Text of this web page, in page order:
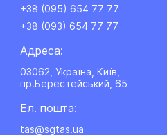
+38 (095) 654 77 77
+38 (093) 654 77 77
Адреса:
03062, Україна, Київ,
пр.Берестейський, 65
Ел. пошта:
tas@sgtas.ua